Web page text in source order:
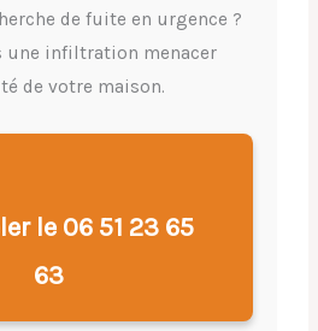
de fuite en urgence ?
une infiltration menacer
de votre maison.
le 06 51 23 65
63